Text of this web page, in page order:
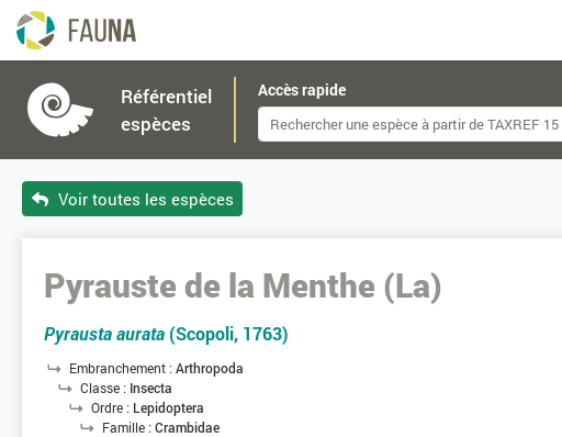
Référentiel
espèces
Accès rapide
Voir toutes les espèces
Pyrauste de la Menthe (La)
Pyrausta aurata (Scopoli, 1763)
Embranchement : Arthropoda
Classe : Insecta
Ordre : Lepidoptera
Famille : Crambidae